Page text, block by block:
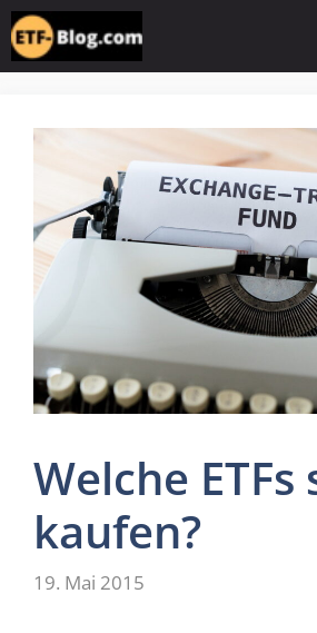
Zum
Inhalt
springen
Welche ETFs
kaufen?
19. Mai 2015